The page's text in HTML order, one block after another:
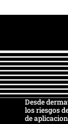
Desde
los riesgos
de